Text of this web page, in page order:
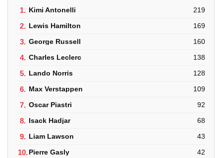
1. Kimi Antonelli 219
2. Lewis Hamilton 169
3. George Russell 160
4. Charles Leclerc 138
5. Lando Norris 128
6. Max Verstappen 109
7. Oscar Piastri 92
8. Isack Hadjar 68
9. Liam Lawson 43
10.Pierre Gasly 42